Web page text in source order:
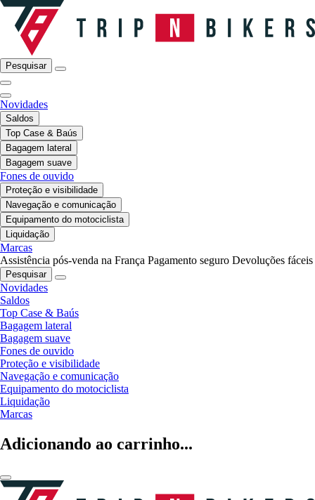
Pesquisar
Novidades
Saldos
Top Case & Baús
Bagagem lateral
Bagagem suave
Fones de ouvido
Proteção e visibilidade
Navegação e comunicação
Equipamento do motociclista
Liquidação
Marcas
Assistência pós-venda na França Pagamento seguro Devoluções fáceis
Pesquisar
Novidades
Saldos
Top Case & Baús
Bagagem lateral
Bagagem suave
Fones de ouvido
Proteção e visibilidade
Navegação e comunicação
Equipamento do motociclista
Liquidação
Marcas
Adicionando ao carrinho...